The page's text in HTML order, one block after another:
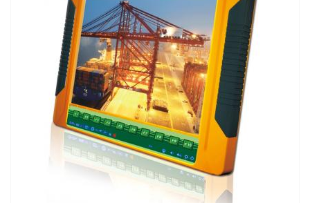
Каталог
Виробництво
Послуги
Новини
Вакансії